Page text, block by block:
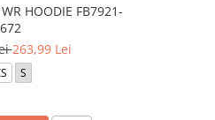
HOODIE FB7921-
672
263,99 Lei
S